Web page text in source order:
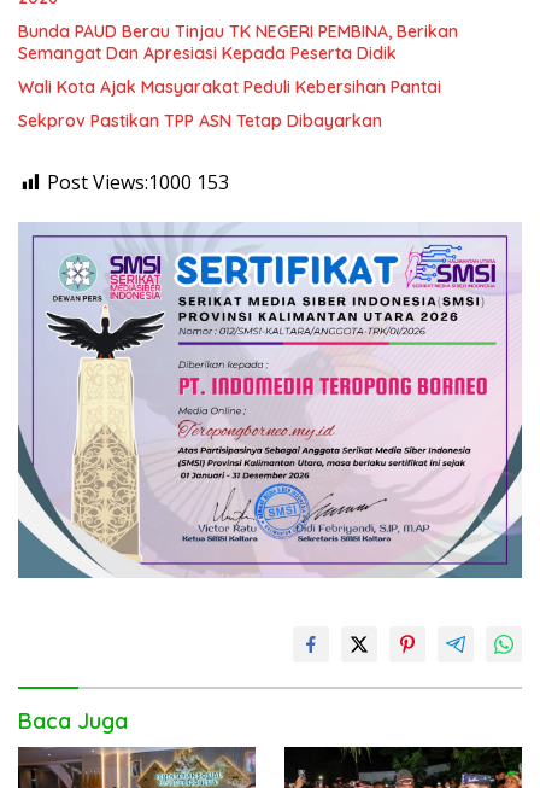
Bunda PAUD Berau Tinjau TK NEGERI PEMBINA, Berikan
Semangat Dan Apresiasi Kepada Peserta Didik
Wali Kota Ajak Masyarakat Peduli Kebersihan Pantai
Sekprov Pastikan TPP ASN Tetap Dibayarkan
Post Views:1000 153
Baca Juga